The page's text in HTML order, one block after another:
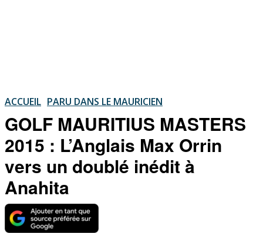
ACCUEIL PARU DANS LE MAURICIEN
GOLF MAURITIUS MASTERS
2015 : L’Anglais Max Orrin
vers un doublé inédit à
Anahita